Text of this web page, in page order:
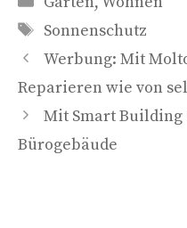
Schlagwörter
Sonnenschutz
Werbung: Mit
Reparieren wie von
Mit Smart
Bürogebäude